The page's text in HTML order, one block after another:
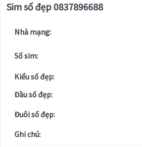
Sim số đẹp 0837896688
Nhà mạng:
Số sim:
Kiểu số đẹp:
Đầu số đẹp:
Đuôi số đẹp:
Ghi chú: